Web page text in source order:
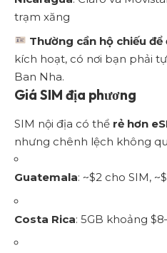
trạm xăng
Thường cần hộ chiếu để
kích hoạt, có nơi bạn phải
Ban Nha.
Giá SIM địa phương
SIM nội địa có thể rẻ hơn
nhưng chênh lệch không
Guatemala: ~$2 cho SIM,
Costa Rica: 5GB khoảng